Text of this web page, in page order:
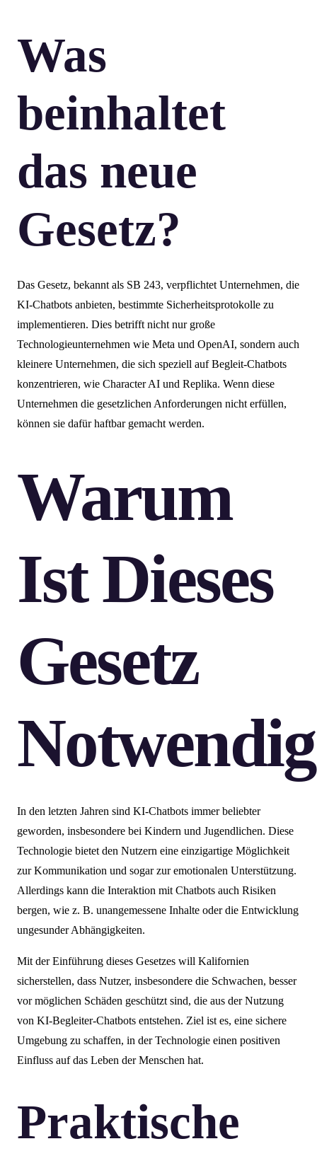
Was
beinhaltet
das neue
Gesetz?
Das Gesetz, bekannt als SB 243, verpflichtet Unternehmen, die
KI-Chatbots anbieten, bestimmte Sicherheitsprotokolle zu
implementieren. Dies betrifft nicht nur große
Technologieunternehmen wie Meta und OpenAI, sondern auch
kleinere Unternehmen, die sich speziell auf Begleit-Chatbots
konzentrieren, wie Character AI und Replika. Wenn diese
Unternehmen die gesetzlichen Anforderungen nicht erfüllen,
können sie dafür haftbar gemacht werden.
Warum
Ist Dieses
Gesetz
In den letzten Jahren sind KI-Chatbots immer beliebter
geworden, insbesondere bei Kindern und Jugendlichen. Diese
Technologie bietet den Nutzern eine einzigartige Möglichkeit
zur Kommunikation und sogar zur emotionalen Unterstützung.
Allerdings kann die Interaktion mit Chatbots auch Risiken
bergen, wie z. B. unangemessene Inhalte oder die Entwicklung
ungesunder Abhängigkeiten.
Mit der Einführung dieses Gesetzes will Kalifornien
sicherstellen, dass Nutzer, insbesondere die Schwachen, besser
vor möglichen Schäden geschützt sind, die aus der Nutzung
von KI-Begleiter-Chatbots entstehen. Ziel ist es, eine sichere
Umgebung zu schaffen, in der Technologie einen positiven
Einfluss auf das Leben der Menschen hat.
Praktische